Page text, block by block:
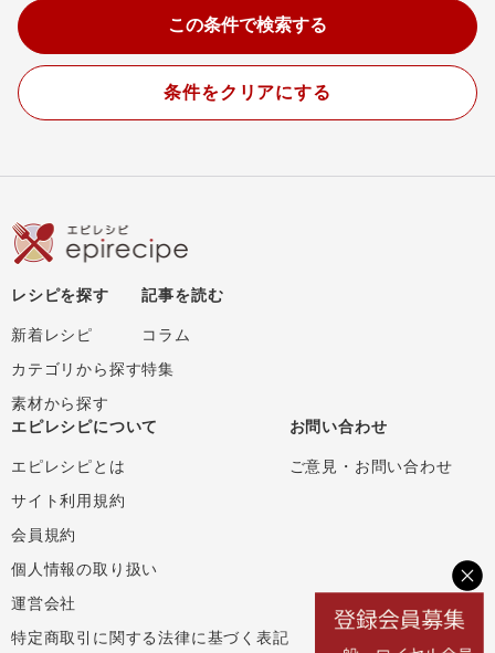
条件をクリアにする
レシピを探す
新着レシピ
カテゴリから探す
素材から探す
記事を読む
コラム
特集
エピレシピについて
エピレシピとは
サイト利用規約
会員規約
個人情報の取り扱い
運営会社
特定商取引に関する法律に基づく表記
お問い合わせ
ご意見・お問い合わせ